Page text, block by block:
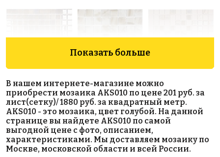
5700 руб./м²
409
на сетке
317x317
4450 руб./м²
5601 Sea Salt
38x38
на сетке
317x317
WHITE
на сетке
317x317
Показать больше
В нашем интернете-магазине можно
приобрести мозаика AKS010 по цене 201 руб. за
лист(сетку)/ 1880 руб. за квадратный метр.
AKS010 - это мозаика, цвет голубой. На данной
странице вы найдете AKS010 по самой
выгодной цене с фото, описанием,
характеристиками. Мы доставляем мозаику по
Москве, московской области и всей России.